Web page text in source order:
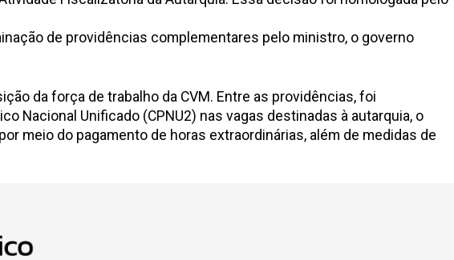
de providências complementares pelo ministro, o governo
da força de trabalho da CVM. Entre as providências, foi
Nacional Unificado (CPNU2) nas vagas destinadas à autarquia, o
meio do pagamento de horas extraordinárias, além de medidas de